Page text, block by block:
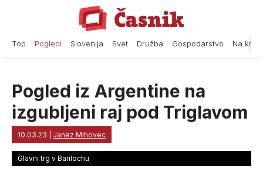
Top Pogledi Slovenija Svet Družba Gospodarstvo Na
Pogled iz Argentine na
izgubljeni raj pod Triglavom
10.03.23 Janez Mihovec
Glavni trg v Barilochu